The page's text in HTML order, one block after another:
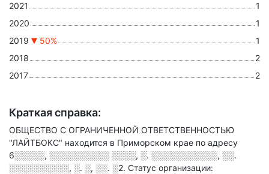
2021
1
2020
1
2019
50%
1
2018
2
2017
2
Краткая справка:
ОБЩЕСТВО С ОГРАНИЧЕННОЙ ОТВЕТСТВЕННОСТЬЮ
"ЛАЙТБОКС" находится в Приморском крае по адресу
6░░░░░, ░░░░░░░░░░ ░░░░, ░. ░░░░░░░░░░░, ░░.
░░░░░░░░░░, ░. ░, ░░. ░2. Статус организации: